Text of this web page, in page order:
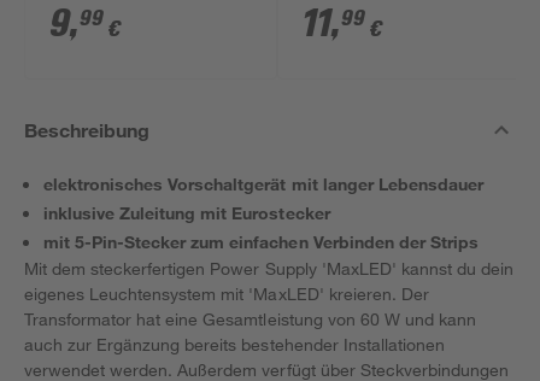
weiß 2 Stück
9,99 €
Connector weiß
Kunststoff
11,99 €
Beschreibung
elektronisches Vorschaltgerät mit langer Lebensdauer
inklusive Zuleitung mit Eurostecker
mit 5-Pin-Stecker zum einfachen Verbinden der Strips
Mit dem steckerfertigen Power Supply 'MaxLED' kannst du dein
eigenes Leuchtensystem mit 'MaxLED' kreieren. Der
Transformator hat eine Gesamtleistung von 60 W und kann
auch zur Ergänzung bereits bestehender Installationen
verwendet werden. Außerdem verfügt über Steckverbindungen